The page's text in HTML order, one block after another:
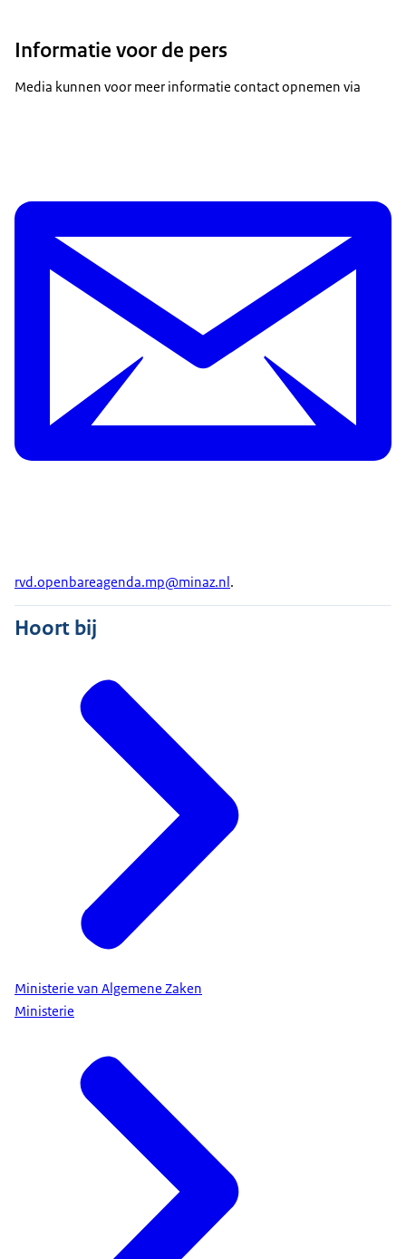
Informatie voor de pers
Media kunnen voor meer informatie contact opnemen via
rvd.openbareagenda.mp@minaz.nl .
Hoort bij
Ministerie van Algemene Zaken
Ministerie